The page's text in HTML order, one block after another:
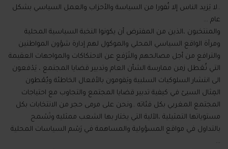
..لا يَزيد الناس إلا نُفورا من السياسة والأحزاب والعمل السياسي بشكل
عام …
والمنتخبون ،الذين من المفترض أن يكونوا النخبة السياسية المحلية
ومرآة الواقع السياسي المحلي والموكول لهم إدارة شؤون المواطنين
والترافع من أجل مصالحهم والتَرَفع عن الاحتكاكات والمواجهات العقيمة
التي تُعَطل زمن ممارسة الشأن العام وتدبير قضايا المجتمع ، يَدْفعون
الى انتشار السلوكيات السلبية ويَقومون بالأفعال الخاطئة ويُعْطون
المِثال السيئ في كيفية تدبير قضايا المجتمع والتجاوب مع احتياجات
المجتمع المغربي بكل فئاته ..ونحن على مرمى حجر من الانتخابات بكل
مستوياتها التمثيلية ،الآلية التي يختار بها الشعب ممثليه وتَسْمح
بالتداول في مواقع المسؤولية والمساهمة في رَسْم السياسات المحلية
…